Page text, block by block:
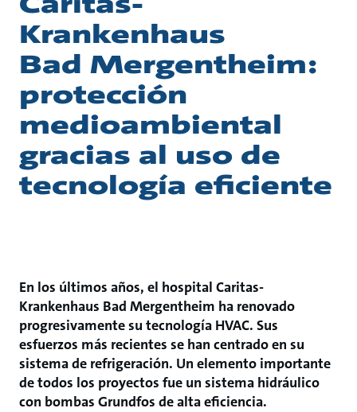
Krankenhaus
Bad Mergentheim:
protección
medioambiental
gracias al uso de
tecnología eficiente
En los últimos años, el hospital Caritas-
Krankenhaus Bad Mergentheim ha renovado
progresivamente su tecnología HVAC. Sus
esfuerzos más recientes se han centrado en su
sistema de refrigeración. Un elemento importante
de todos los proyectos fue un sistema hidráulico
con bombas Grundfos de alta eficiencia.